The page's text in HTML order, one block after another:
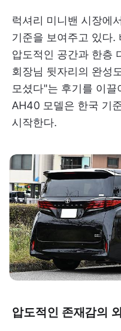
럭셔리 미니밴 시장에
기준을 보여주고 있다.
압도적인 공간과 한층
회장님 뒷자리의 완성
모셨다"는 후기를 이
AH40 모델은 한국 기
시작한다.
압도적인 존재감의